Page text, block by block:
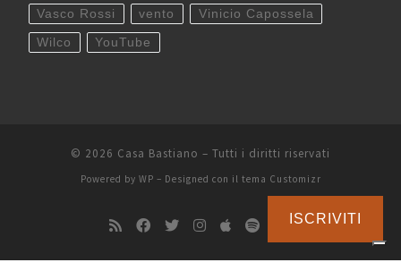
Vasco Rossi vento Vinicio Capossela
Wilco YouTube
© 2026 Casa Bastiano – Tutti i diritti riservati
Powered by WP – Designed con il tema Customizr
ISCRIVITI